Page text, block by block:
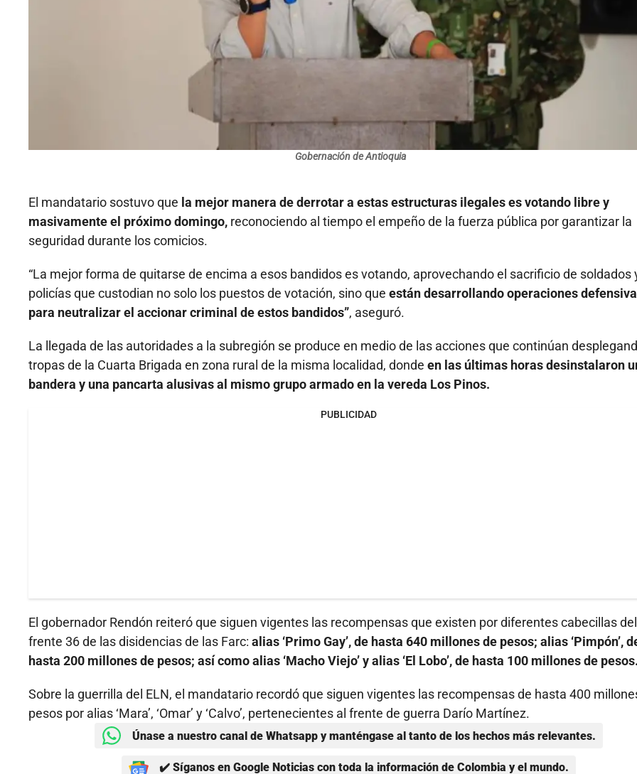
Gobernación de Antioquia
El mandatario sostuvo que la mejor manera de derrotar a estas estructuras ilegales es votando libre y
masivamente el próximo domingo, reconociendo al tiempo el empeño de la fuerza pública por garantizar la
seguridad durante los comicios.
“La mejor forma de quitarse de encima a esos bandidos es votando, aprovechando el sacrificio de soldados
policías que custodian no solo los puestos de votación, sino que están desarrollando operaciones
para neutralizar el accionar criminal de estos bandidos”, aseguró.
La llegada de las autoridades a la subregión se produce en medio de las acciones que continúan
tropas de la Cuarta Brigada en zona rural de la misma localidad, donde en las últimas horas desinstalaron
bandera y una pancarta alusivas al mismo grupo armado en la vereda Los Pinos.
PUBLICIDAD
El gobernador Rendón reiteró que siguen vigentes las recompensas que existen por diferentes cabecillas del
frente 36 de las disidencias de las Farc: alias ‘Primo Gay’, de hasta 640 millones de pesos; alias ‘Pimpón’,
hasta 200 millones de pesos; así como alias ‘Macho Viejo’ y alias ‘El Lobo’, de hasta 100 millones de pesos.
Sobre la guerrilla del ELN, el mandatario recordó que siguen vigentes las recompensas de hasta 400
pesos por alias ‘Mara’, ‘Omar’ y ‘Calvo’, pertenecientes al frente de guerra Darío Martínez.
Únase a nuestro canal de Whatsapp y manténgase al tanto de los hechos más relevantes.
✔️ Síganos en Google Noticias con toda la información de Colombia y el mundo.